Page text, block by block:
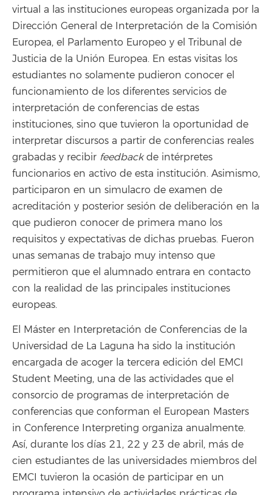
virtual a las instituciones europeas organizada por la
Dirección General de Interpretación de la Comisión
Europea, el Parlamento Europeo y el Tribunal de
Justicia de la Unión Europea. En estas visitas los
estudiantes no solamente pudieron conocer el
funcionamiento de los diferentes servicios de
interpretación de conferencias de estas
instituciones, sino que tuvieron la oportunidad de
interpretar discursos a partir de conferencias reales
grabadas y recibir feedbackde intérpretes
funcionarios en activo de esta institución. Asimismo,
participaron en un simulacro de examen de
acreditación y posterior sesión de deliberación en la
que pudieron conocer de primera mano los
requisitos y expectativas de dichas pruebas. Fueron
unas semanas de trabajo muy intenso que
permitieron que el alumnado entrara en contacto
con la realidad de las principales instituciones
europeas.
El Máster en Interpretación de Conferencias de la
Universidad de La Laguna ha sido la institución
encargada de acoger la tercera edición del EMCI
Student Meeting, una de las actividades que el
consorcio de programas de interpretación de
conferencias que conforman el European Masters
in Conference Interpreting organiza anualmente.
Así, durante los días 21, 22 y 23 de abril, más de
cien estudiantes de las universidades miembros del
EMCI tuvieron la ocasión de participar en un